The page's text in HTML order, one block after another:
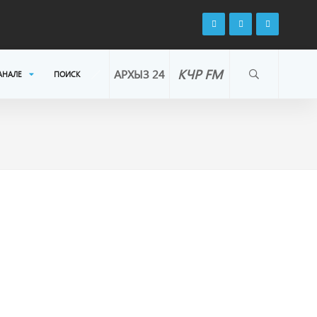
КЧР FM
АРХЫЗ 24
ПОИСК